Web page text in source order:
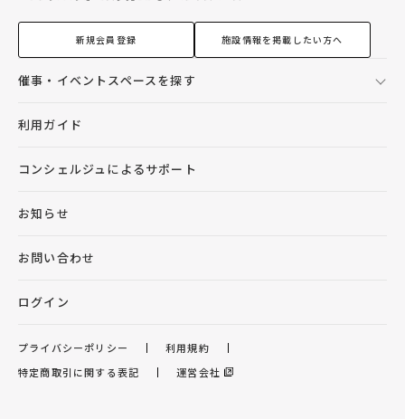
新規会員登録 施設情報を掲載したい方へ
催事・イベントスペースを探す
利用ガイド
コンシェルジュによるサポート
お知らせ
お問い合わせ
ログイン
プライバシーポリシー
利用規約
特定商取引に関する表記
運営会社